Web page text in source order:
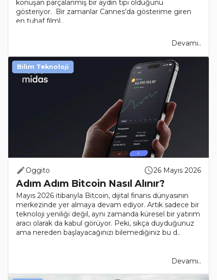
konuşan parçalanmış bir aydın tipi olduğunu
gösteriyor. Bir zamanlar Cannes’da gösterime giren
en tuhaf filml..
Devamı..
Oggito 26 Mayıs 2026
Adım Adım Bitcoin Nasıl Alınır?
Mayıs 2026 itibarıyla Bitcoin, dijital finans dünyasının
merkezinde yer almaya devam ediyor. Artık sadece bir
teknoloji yeniliği değil, aynı zamanda küresel bir yatırım
aracı olarak da kabul görüyor. Peki, sıkça duyduğunuz
ama nereden başlayacağınızı bilemediğiniz bu d..
Devamı..
Bilim Teknoloji